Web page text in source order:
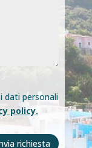
dati personali
policy.
richiesta